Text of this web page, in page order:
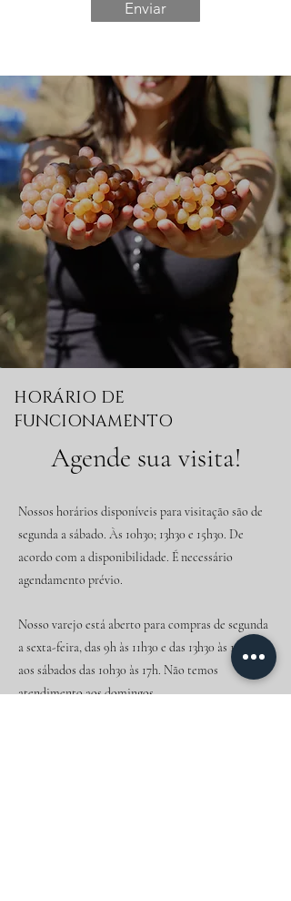
Enviar
HORÁRIO DE
FUNCIONAMENTO
Agende sua visita!
Nossos horários disponíveis para visitação são de
segunda a sábado. Às 10h30; 13h30 e 15h30. De
acordo com a disponibilidade. É necessário
agendamento prévio.
Nosso varejo está aberto para compras de segunda
a sexta-feira, das 9h às 11h30 e das 13h30 às 17h. E
aos sábados das 10h30 às 17h. Não temos
atendimento aos domingos.